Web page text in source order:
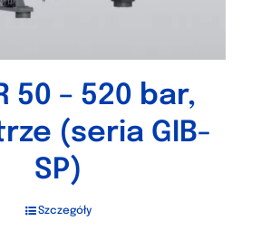
50 – 520 bar,
(seria GIB-
SP)
Szczegóły